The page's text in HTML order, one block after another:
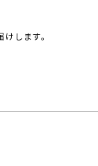
します。